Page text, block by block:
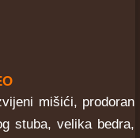
mišići, prodoran
stuba, velika bedra,